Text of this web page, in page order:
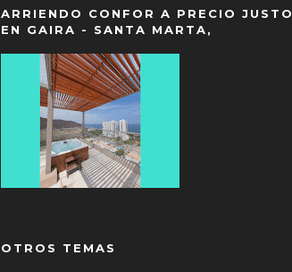
ARRIENDO CONFOR A PRECIO JUSTO
EN GAIRA - SANTA MARTA,
OTROS TEMAS